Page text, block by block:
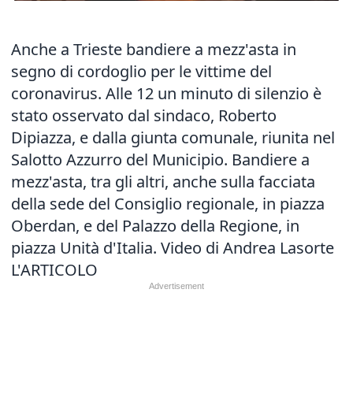
Anche a Trieste bandiere a mezz'asta in
segno di cordoglio per le vittime del
coronavirus. Alle 12 un minuto di silenzio è
stato osservato dal sindaco, Roberto
Dipiazza, e dalla giunta comunale, riunita nel
Salotto Azzurro del Municipio. Bandiere a
mezz'asta, tra gli altri, anche sulla facciata
della sede del Consiglio regionale, in piazza
Oberdan, e del Palazzo della Regione, in
piazza Unità d'Italia. Video di Andrea Lasorte
L'ARTICOLO